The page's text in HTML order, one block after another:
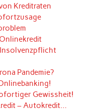
Kreditraten
Pandemie?
Gewissheit!
– Autokredit…